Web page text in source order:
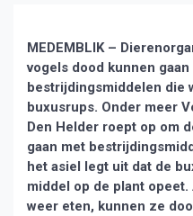
MEDEMBLIK –
vogels dood kunnen
bestrijdingsmiddelen die
buxusrups. Onder meer
Den Helder roept op om
gaan met
het asiel legt uit dat de
middel op de plant
weer eten, kunnen ze